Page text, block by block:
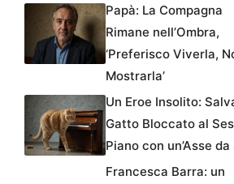
Papà: La Compagna
Rimane nell’Ombra,
‘Preferisco Viverla,
Mostrarla’
Un Eroe Insolito:
Gatto Bloccato al
Piano con un’Asse
Francesca Barra: un